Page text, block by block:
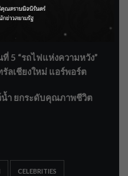
ชม. รับมือฝนสิงหาคม
ที่ 5 “รถไฟแห่งความหวัง”
ลเชียงใหม่ แอร์พอร์ต
น้ำ ยกระดับคุณภาพชีวิต
CELEBRITIES